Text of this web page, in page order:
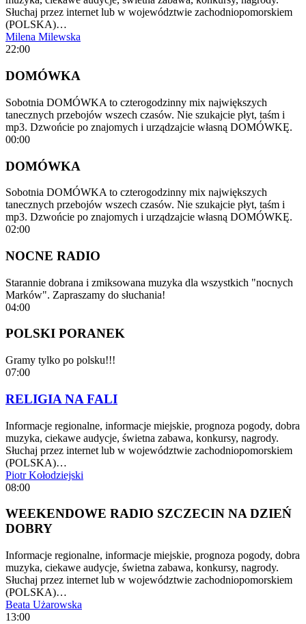
Słuchaj przez internet lub w województwie zachodniopomorskiem
(POLSKA)…
Milena Milewska
22:00
DOMÓWKA
Sobotnia DOMÓWKA to czterogodzinny mix największych
tanecznych przebojów wszech czasów. Nie szukajcie płyt, taśm i
mp3. Dzwońcie po znajomych i urządzajcie własną DOMÓWKĘ.
00:00
DOMÓWKA
Sobotnia DOMÓWKA to czterogodzinny mix największych
tanecznych przebojów wszech czasów. Nie szukajcie płyt, taśm i
mp3. Dzwońcie po znajomych i urządzajcie własną DOMÓWKĘ.
02:00
NOCNE RADIO
Starannie dobrana i zmiksowana muzyka dla wszystkich "nocnych
Marków". Zapraszamy do słuchania!
04:00
POLSKI PORANEK
Gramy tylko po polsku!!!
07:00
RELIGIA NA FALI
Informacje regionalne, informacje miejskie, prognoza pogody, dobra
muzyka, ciekawe audycje, świetna zabawa, konkursy, nagrody.
Słuchaj przez internet lub w województwie zachodniopomorskiem
(POLSKA)…
Piotr Kołodziejski
08:00
WEEKENDOWE RADIO SZCZECIN NA DZIEŃ
DOBRY
Informacje regionalne, informacje miejskie, prognoza pogody, dobra
muzyka, ciekawe audycje, świetna zabawa, konkursy, nagrody.
Słuchaj przez internet lub w województwie zachodniopomorskiem
(POLSKA)…
Beata Użarowska
13:00